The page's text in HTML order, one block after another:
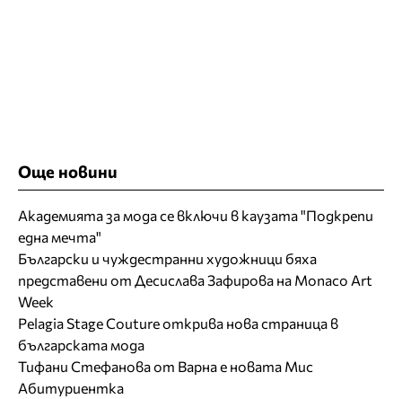
Още новини
Академията за мода се включи в каузата "Подкрепи
една мечта"
Български и чуждестранни художници бяха
представени от Десислава Зафирова на Monaco Art
Week
Pelagia Stage Couture открива нова страница в
българската мода
Тифани Стефанова от Варна е новата Мис
Абитуриентка